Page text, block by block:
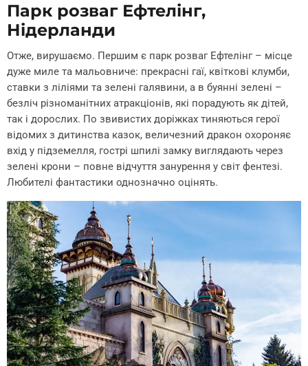
Парк розваг Ефтелінг,
Нідерланди
Отже, вирушаємо. Першим є парк розваг Ефтелінг – місце
дуже миле та мальовниче: прекрасні гаї, квіткові клумби,
ставки з ліліями та зелені галявини, а в буянні зелені –
безліч різноманітних атракціонів, які порадують як дітей,
так і дорослих. По звивистих доріжках тиняються герої
відомих з дитинства казок, величезний дракон охороняє
вхід у підземелля, гострі шпилі замку виглядають через
зелені крони – повне відчуття занурення у світ фентезі.
Любителі фантастики однозначно оцінять.